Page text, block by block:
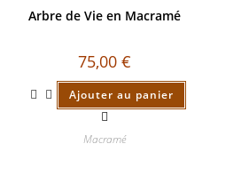
Arbre de Vie en Macramé
75,00€
Ajouter au panier
Macramé